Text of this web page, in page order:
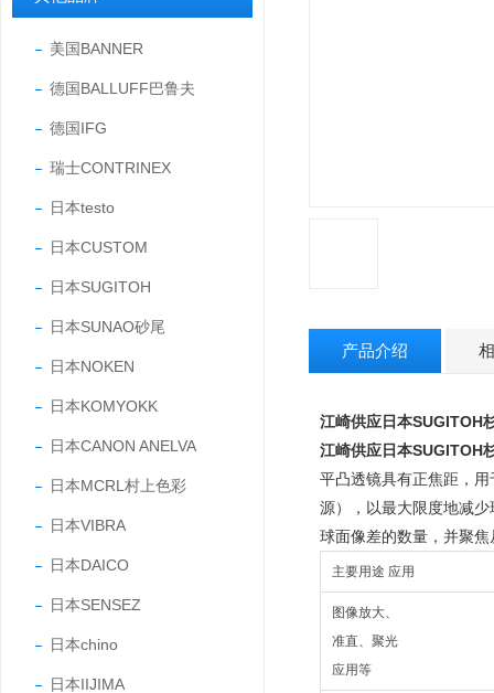
美国BANNER
德国BALLUFF巴鲁夫
德国IFG
瑞士CONTRINEX
日本testo
日本CUSTOM
日本SUGITOH
日本SUNAO砂尾
日本NOKEN
日本KOMYOKK
日本CANON ANELVA
日本MCRL村上色彩
日本VIBRA
日本DAICO
日本SENSEZ
日本chino
日本IIJIMA
产品介绍
江崎供应日本SUGITOH
江崎供应日本SUGITOH
平凸透镜具有正焦距，
源），以最大限度地减
球面像差的数量，并聚
主要用途 应用
图像放大、
准直、聚光
应用等